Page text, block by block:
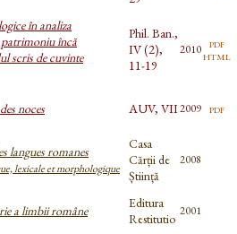
în analiza
încă
scris de cuvinte
Phil. Ban.,
IV (2),
11-19
2010 pdf
html
noces AUV, VII2009 pdf
langues romanes
lexicale et morphologique
Casa
Cărții de
Știință
2008
a limbii române
Editura
Restitutio 2001